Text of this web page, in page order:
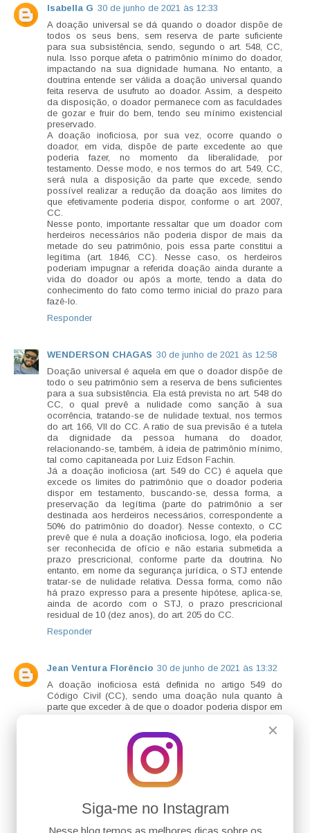
✕
Siga-me no Instagram
Nesse blog temos as melhores dicas sobre os
Isabella G 30 de junho de 2021 às 12:33
A doação universal se dá quando o doador dispõe de
todos os seus bens, sem reserva de parte suficiente
para sua subsistência, sendo, segundo o art. 548, CC,
nula. Isso porque afeta o patrimônio mínimo do doador,
impactando na sua dignidade humana. No entanto, a
doutrina entende ser válida a doação universal quando
feita reserva de usufruto ao doador. Assim, a despeito
da disposição, o doador permanece com as faculdades
de gozar e fruir do bem, tendo seu mínimo existencial
preservado.
A doação inoficiosa, por sua vez, ocorre quando o
doador, em vida, dispõe de parte excedente ao que
poderia fazer, no momento da liberalidade, por
testamento. Desse modo, e nos termos do art. 549, CC,
será nula a disposição da parte que excede, sendo
possível realizar a redução da doação aos limites do
que efetivamente poderia dispor, conforme o art. 2007,
CC.
Nesse ponto, importante ressaltar que um doador com
herdeiros necessários não poderia dispor de mais da
metade do seu patrimônio, pois essa parte constitui a
legítima (art. 1846, CC). Nesse caso, os herdeiros
poderiam impugnar a referida doação ainda durante a
vida do doador ou após a morte, tendo a data do
conhecimento do fato como termo inicial do prazo para
fazê-lo.
Responder
WENDERSON CHAGAS 30 de junho de 2021 às 12:58
Doação universal é aquela em que o doador dispõe de
todo o seu patrimônio sem a reserva de bens suficientes
para a sua subsistência. Ela está prevista no art. 548 do
CC, o qual prevê a nulidade como sanção à sua
ocorrência, tratando-se de nulidade textual, nos termos
do art. 166, VII do CC. A ratio de sua previsão é a tutela
da dignidade da pessoa humana do doador,
relacionando-se, também, à ideia de patrimônio mínimo,
tal como capitaneada por Luiz Edson Fachin.
Já a doação inoficiosa (art. 549 do CC) é aquela que
excede os limites do patrimônio que o doador poderia
dispor em testamento, buscando-se, dessa forma, a
preservação da legítima (parte do patrimônio a ser
destinada aos herdeiros necessários, correspondente a
50% do patrimônio do doador). Nesse contexto, o CC
prevê que é nula a doação inoficiosa, logo, ela poderia
ser reconhecida de ofício e não estaria submetida a
prazo prescricional, conforme parte da doutrina. No
entanto, em nome da segurança jurídica, o STJ entende
tratar-se de nulidade relativa. Dessa forma, como não
há prazo expresso para a presente hipótese, aplica-se,
ainda de acordo com o STJ, o prazo prescricional
residual de 10 (dez anos), do art. 205 do CC.
Responder
Jean Ventura Florêncio 30 de junho de 2021 às 13:32
A doação inoficiosa está definida no artigo 549 do
Código Civil (CC), sendo uma doação nula quanto à
parte que exceder à de que o doador poderia dispor em
é possível citar a doação em que há transferência de
patrimônio tamanha, a ponto de o doador não restar
com patrimônio que lhe garanta o mínimo existencial.
Também, a doação que ofende a legítima, ou seja, a
metade dos bens da herança que são pertencentes aos
herdeiros necessários, de pleno direito (artigo 1.846,
Diante da nulidade do excesso há redução da
respectiva parte, restituindo ao montante. Prefere-se a
restituição em espécie, mas se o donatário já não